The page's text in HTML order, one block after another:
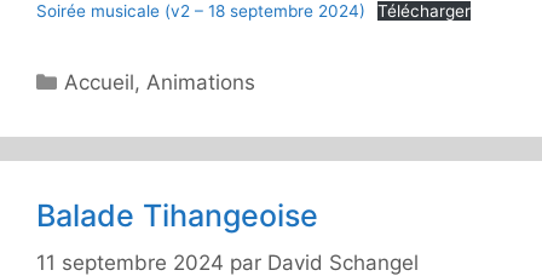
Soirée musicale (v2 – 18 septembre 2024) Télécharger
Catégories
Accueil,Animations
Balade Tihangeoise
11 septembre 2024 par David Schangel